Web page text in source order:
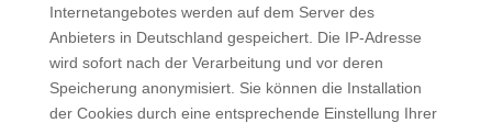
Internetangebotes werden auf dem Server des
Anbieters in Deutschland gespeichert. Die IP-Adresse
wird sofort nach der Verarbeitung und vor deren
Speicherung anonymisiert. Sie können die Installation
der Cookies durch eine entsprechende Einstellung Ihrer